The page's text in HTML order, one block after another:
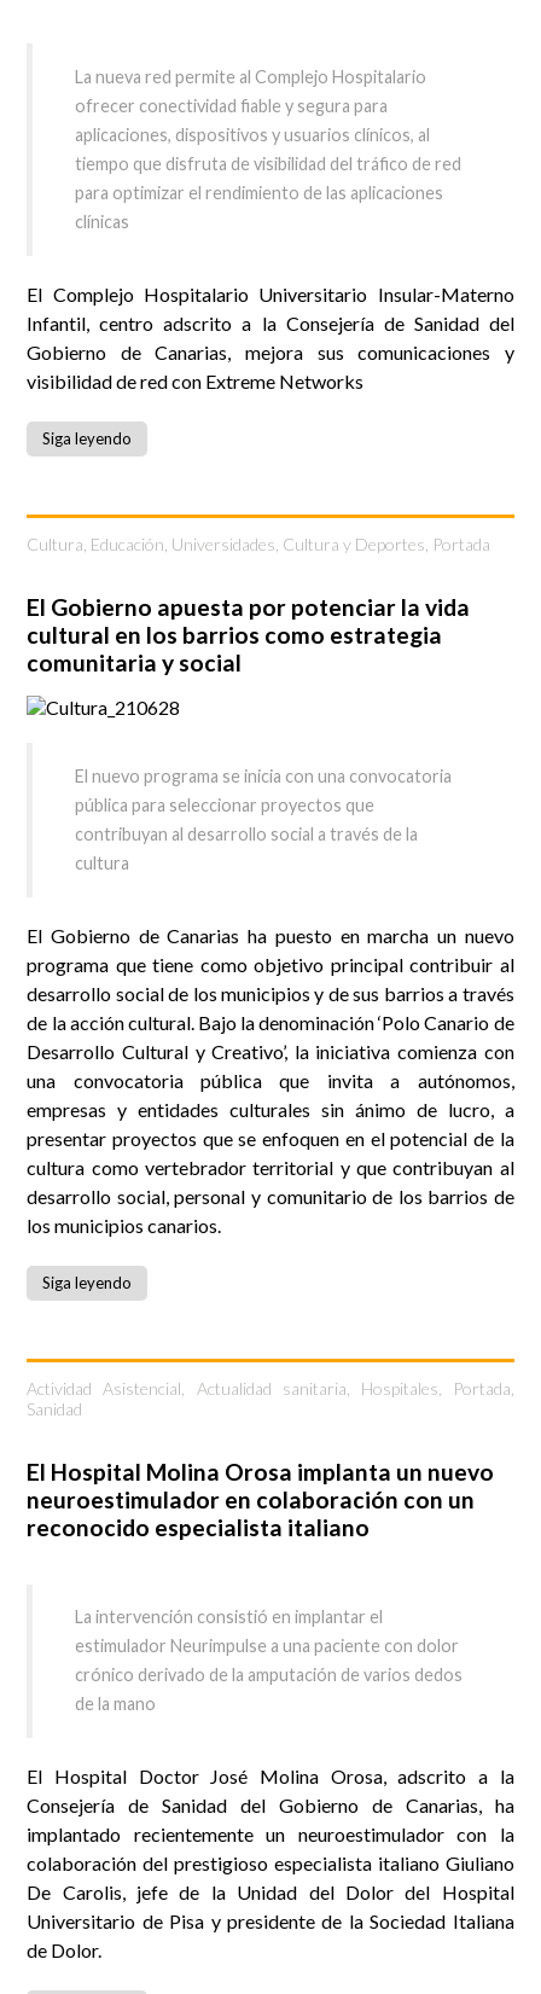
La nueva red permite al Complejo Hospitalario
ofrecer conectividad fiable y segura para
aplicaciones, dispositivos y usuarios clínicos, al
tiempo que disfruta de visibilidad del tráfico de red
para optimizar el rendimiento de las aplicaciones
clínicas
El Complejo Hospitalario Universitario Insular-Materno
Infantil, centro adscrito a la Consejería de Sanidad del
Gobierno de Canarias, mejora sus comunicaciones y
visibilidad de red con Extreme Networks
Siga leyendo
Cultura Educación, Universidades, Cultura y Deportes Portada
El Gobierno apuesta por potenciar la vida
cultural en los barrios como estrategia
comunitaria y social
El nuevo programa se inicia con una convocatoria
pública para seleccionar proyectos que
contribuyan al desarrollo social a través de la
cultura
El Gobierno de Canarias ha puesto en marcha un nuevo
programa que tiene como objetivo principal contribuir al
desarrollo social de los municipios y de sus barrios a través
de la acción cultural. Bajo la denominación ‘Polo Canario de
Desarrollo Cultural y Creativo’, la iniciativa comienza con
una convocatoria pública que invita a autónomos,
empresas y entidades culturales sin ánimo de lucro, a
presentar proyectos que se enfoquen en el potencial de la
cultura como vertebrador territorial y que contribuyan al
desarrollo social, personal y comunitario de los barrios de
los municipios canarios.
Siga leyendo
Actividad Asistencial Actualidad sanitaria Hospitales Portada
Sanidad
El Hospital Molina Orosa implanta un nuevo
neuroestimulador en colaboración con un
reconocido especialista italiano
La intervención consistió en implantar el
estimulador Neurimpulse a una paciente con dolor
crónico derivado de la amputación de varios dedos
de la mano
El Hospital Doctor José Molina Orosa, adscrito a la
Consejería de Sanidad del Gobierno de Canarias, ha
implantado recientemente un neuroestimulador con la
colaboración del prestigioso especialista italiano Giuliano
De Carolis, jefe de la Unidad del Dolor del Hospital
Universitario de Pisa y presidente de la Sociedad Italiana
de Dolor.